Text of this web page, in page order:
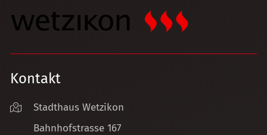
Kontakt
Stadthaus Wetzikon
Bahnhofstrasse 167